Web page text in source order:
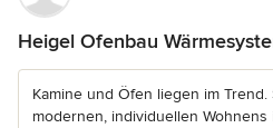
Heigel Ofenbau
Kamine und Öfen liegen im
modernen, individuellen